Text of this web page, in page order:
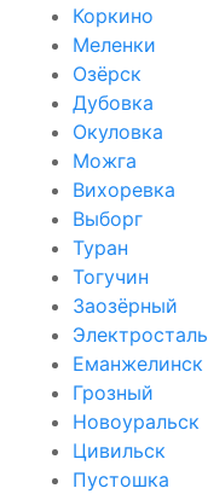
Коркино
Меленки
Озёрск
Дубовка
Окуловка
Можга
Вихоревка
Выборг
Туран
Тогучин
Заозёрный
Электросталь
Еманжелинск
Грозный
Новоуральск
Цивильск
Пустошка